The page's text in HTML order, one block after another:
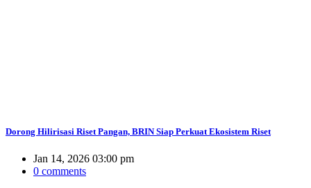
Dorong Hilirisasi Riset Pangan, BRIN Siap Perkuat Ekosistem Riset
Jan 14, 2026 03:00 pm
0 comments